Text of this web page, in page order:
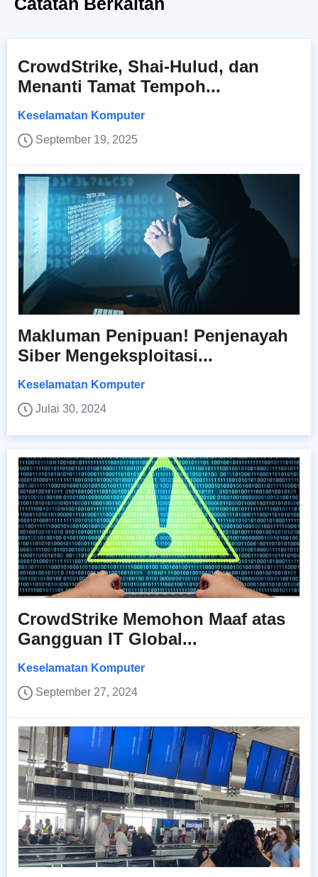
CrowdStrike, Shai-Hulud, dan
Menanti Tamat Tempoh...
Keselamatan Komputer
September 19, 2025
Makluman Penipuan! Penjenayah
Siber Mengeksploitasi...
Keselamatan Komputer
Julai 30, 2024
CrowdStrike Memohon Maaf atas
Gangguan IT Global...
Keselamatan Komputer
September 27, 2024